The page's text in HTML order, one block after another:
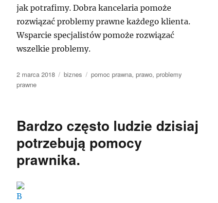
jak potrafimy. Dobra kancelaria pomoże
rozwiązać problemy prawne każdego klienta.
Wsparcie specjalistów pomoże rozwiązać
wszelkie problemy.
Data
publikacji
2 marca 2018 Kategorie
biznes Tagi
pomoc prawna,prawo,problemy
prawne
Bardzo często ludzie dzisiaj
potrzebują pomocy
prawnika.